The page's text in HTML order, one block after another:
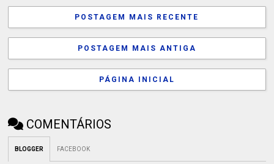
POSTAGEM MAIS RECENTE
POSTAGEM MAIS ANTIGA
PÁGINA INICIAL
COMENTÁRIOS
BLOGGER FACEBOOK